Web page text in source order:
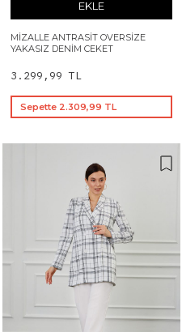
EKLE
MIZALLE ANTRASIT OVERSIZE
YAKASIZ DENIM CEKET
3.299,99 TL
Sepette 2.309,99 TL